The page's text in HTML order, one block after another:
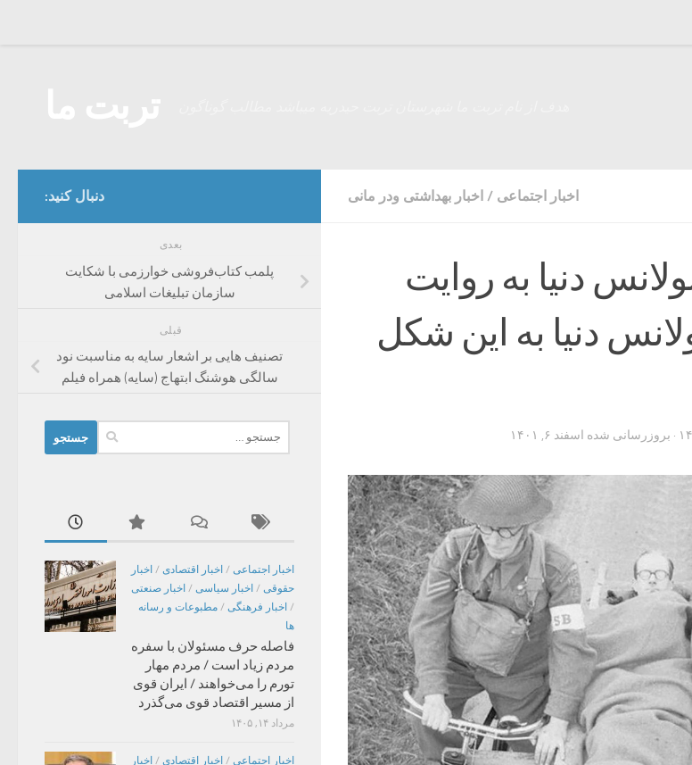
اخبار اجتماعی / اخبار بهداشتی ودر مانی
دنیا به روایت
دنیا به این شکل
· بروزرسانی شده اسفند ۶, ۱۴۰۱
دنبال کنید:
بعدی
پلمب کتاب‌فروشی خوارزمی با شکایت
سازمان تبلیغات اسلامی
قبلی
تصنیف هایی بر اشعار سایه به مناسبت نود
سالگی هوشنگ ابتهاج (سایه) همراه فیلم
برای:
اخبار اجتماعی / اخبار اقتصادی / اخبار
حقوقی / اخبار سیاسی / اخبار صنعتی
/ اخبار فرهنگی / مطبوعات و رسانه
ها
فاصله حرف مسئولان با سفره
مردم زیاد است / مردم مهار
تورم را می‌خواهند / ایران قوی
از مسیر اقتصاد قوی می‌گذرد
مرداد ۱۴, ۱۴۰۵
اخبار اجتماعی / اخبار اقتصادی / اخبار